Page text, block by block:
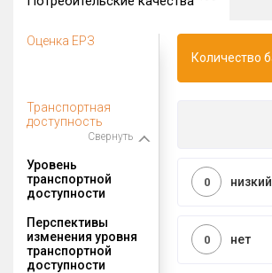
Оценка ЕРЗ
Количество
Транспортная
доступность
Свернуть
Уровень
транспортной
доступности
низкий
0
Перспективы
изменения уровня
транспортной
доступности
нет
0